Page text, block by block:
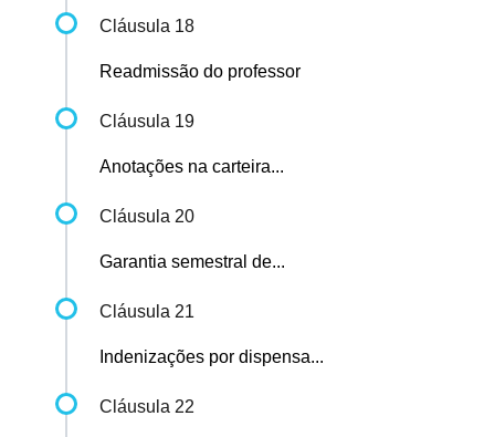
Cláusula 18
Readmissão do professor
Cláusula 19
Anotações na carteira...
Cláusula 20
Garantia semestral de...
Cláusula 21
Indenizações por dispensa...
Cláusula 22